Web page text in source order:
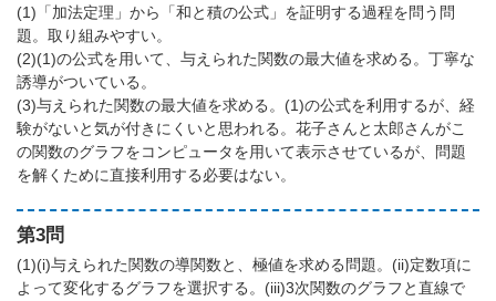
(1)「加法定理」から「和と積の公式」を証明する過程を問う問
題。取り組みやすい。
(2)(1)の公式を用いて、与えられた関数の最大値を求める。丁寧な
誘導がついている。
(3)与えられた関数の最大値を求める。(1)の公式を利用するが、経
験がないと気が付きにくいと思われる。花子さんと太郎さんがこ
の関数のグラフをコンピュータを用いて表示させているが、問題
を解くために直接利用する必要はない。
第3問
(1)(i)与えられた関数の導関数と、極値を求める問題。(ii)定数項に
よって変化するグラフを選択する。(iii)3次関数のグラフと直線で